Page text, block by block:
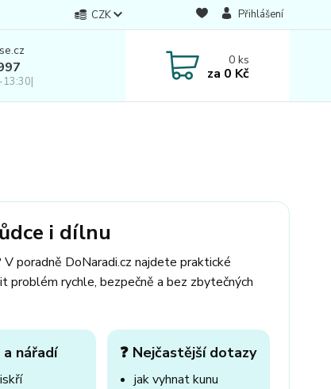
CZK Přihlášení
13:30|
0ks
za 0 Kč
i dílnu
poradně DoNaradi.cz najdete praktické
problém rychle, bezpečně a bez zbytečných
a nářadí ❓ Nejčastější dotazy
jak vyhnat kunu